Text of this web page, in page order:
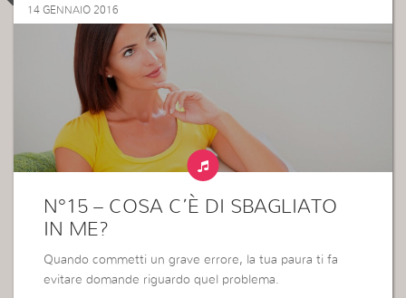
14 GENNAIO 2016
N°15 – COSA C’È DI SBAGLIATO
IN ME?
Quando commetti un grave errore, la tua paura ti fa
evitare domande riguardo quel problema.